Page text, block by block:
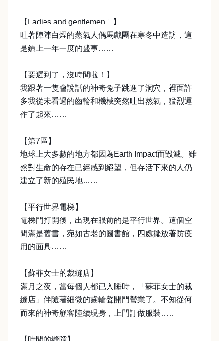
【Ladies and gentlemen！】
吐著陣陣白煙的蒸氣人偶馬戲團在寒冬中造訪，這
是鎮上一年一度的盛事……
【要遲到了，沒時間啦！】
我跟著一隻會說話的神奇兔子跳進了洞穴，裡面許
多我從未看過的齒輪和機械突然吐出蒸氣，猛烈運
作了起來……
【第7區】
地球上大多數的地方都因為Earth Impact而毀滅。雖
然對生命的存在已經感到絕望，但存活下來的人仍
建立了新的殖民地……
【平行世界電梯】
電梯門打開後，出現在眼前的是平行世界。這個空
間滿是舊書，宛如古老的圖書館，四處擺放著防疫
用的面具……
【蘇菲女士的裁縫店】
滿月之夜，當每個人都已入睡時，「蘇菲女士的裁
縫店」伴隨著細微的齒輪聲開門營業了。不知從何
而來的神奇顧客陸續現身，上門訂做服裝……
【時間的縫隙】